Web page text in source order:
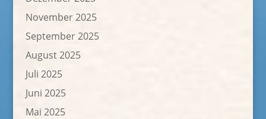
November 2025
September 2025
August 2025
Juli 2025
Juni 2025
Mai 2025